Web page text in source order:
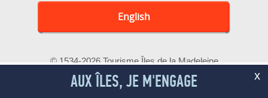
English
© 1534-2026 Tourisme Îles de la Madeleine
x
AUX ÎLES, JE M'ENGAGE